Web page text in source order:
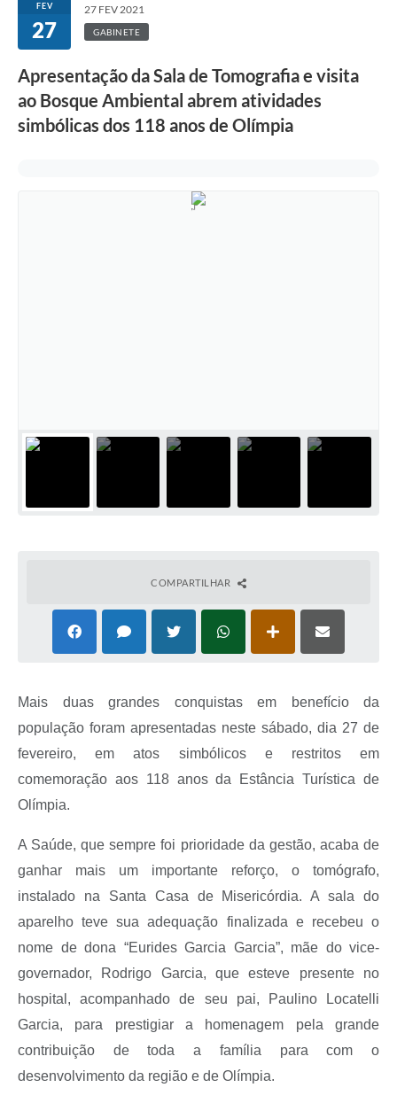
FEV
27
27 FEV 2021
GABINETE
Apresentação da Sala de Tomografia e visita
ao Bosque Ambiental abrem atividades
simbólicas dos 118 anos de Olímpia
COMPARTILHAR
Mais duas grandes conquistas em benefício da
população foram apresentadas neste sábado, dia 27 de
fevereiro, em atos simbólicos e restritos em
comemoração aos 118 anos da Estância Turística de
Olímpia.
A Saúde, que sempre foi prioridade da gestão, acaba de
ganhar mais um importante reforço, o tomógrafo,
instalado na Santa Casa de Misericórdia. A sala do
aparelho teve sua adequação finalizada e recebeu o
nome de dona “Eurides Garcia Garcia”, mãe do vice-
governador, Rodrigo Garcia, que esteve presente no
hospital, acompanhado de seu pai, Paulino Locatelli
Garcia, para prestigiar a homenagem pela grande
contribuição de toda a família para com o
desenvolvimento da região e de Olímpia.